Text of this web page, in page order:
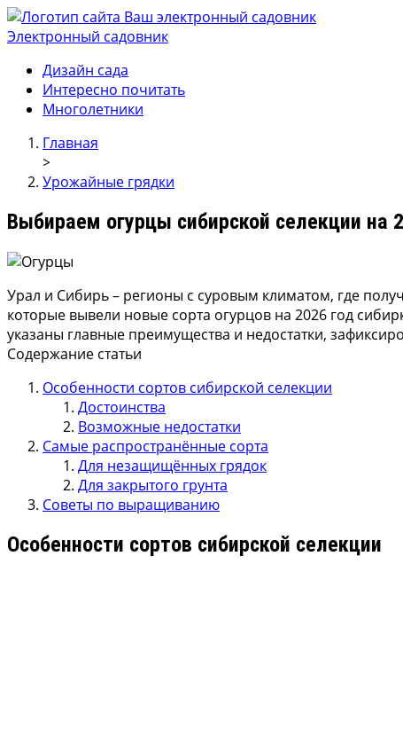
Электронный садовник
Ваш электронный садовник
Онлайн журнал для садовод и огродников.
Дизайн сада
Интересно почитать
Многолетники
Главная
>
Урожайные грядки
Выбираем огурцы сибирской селекции на
Урал и Сибирь – регионы с суровым климатом, где
которые вывели новые сорта огурцов на 2026 год
указаны главные преимущества и недостатки,
Содержание статьи
Особенности сортов сибирской селекции
Достоинства
Возможные недостатки
Самые распространённые сорта
Для незащищённых грядок
Для закрытого грунта
Советы по выращиванию
Особенности сортов сибирской селекции